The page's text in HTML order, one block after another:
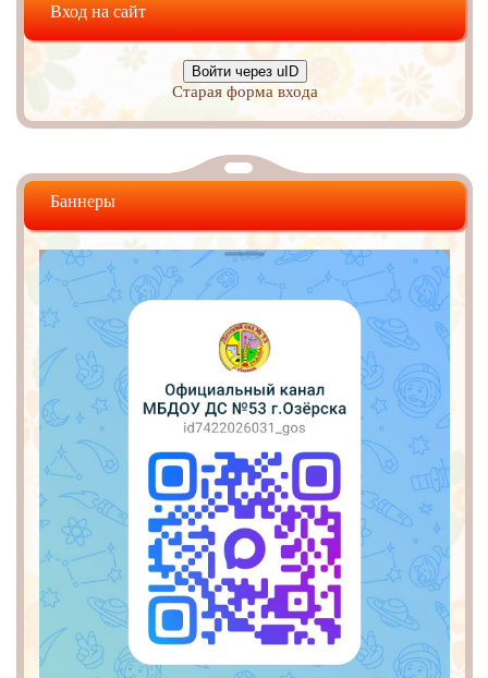
Вход на сайт
Войти через uID
Старая форма входа
Баннеры